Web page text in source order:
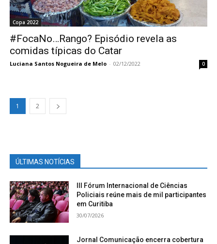
Copa 2022
#FocaNo…Rango? Episódio revela as
comidas típicas do Catar
Luciana Santos Nogueira de Melo - 02/12/2022 0
1 2
ÚLTIMAS NOTÍCIAS
III Fórum Internacional de Ciências
Policiais reúne mais de mil participantes
em Curitiba
30/07/2026
Jornal Comunicação encerra cobertura